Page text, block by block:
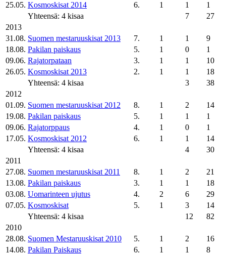
25.05. Kosmoskisat 2014 6. 1 1
1
Yhteensä: 4 kisaa
7
27
2013
31.08. Suomen mestaruuskisat 2013 7. 1 1
9
18.08. Pakilan paiskaus 5. 1 0
1
09.06. Rajatorpataan 3. 1 1
10
26.05. Kosmoskisat 2013 2. 1 1
18
Yhteensä: 4 kisaa
3
38
2012
01.09. Suomen mestaruuskisat 2012 8. 1 2
14
19.08. Pakilan paiskaus 5. 1 1
1
09.06. Rajatorppaus 4. 1 0
1
17.05. Kosmoskisat 2012 6. 1 1
14
Yhteensä: 4 kisaa
4
30
2011
27.08. Suomen mestaruuskisat 2011 8. 1 2
21
13.08. Pakilan paiskaus 3. 1 1
18
03.08. Uomarinteen ujutus 4. 2 6
29
07.05. Kosmoskisat 5. 1 3
14
Yhteensä: 4 kisaa
12
82
2010
28.08. Suomen Mestaruuskisat 2010 5. 1 2
16
14.08. Pakilan Paiskaus 6. 1 1
8